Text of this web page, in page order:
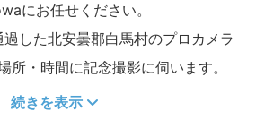
にお任せください。
した北安曇郡白馬村のプロカメラ
所・時間に記念撮影に伺います。
続きを表示